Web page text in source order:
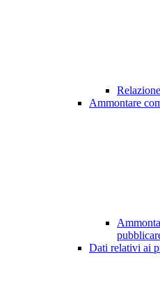
Ammontare
Dati relativi ai